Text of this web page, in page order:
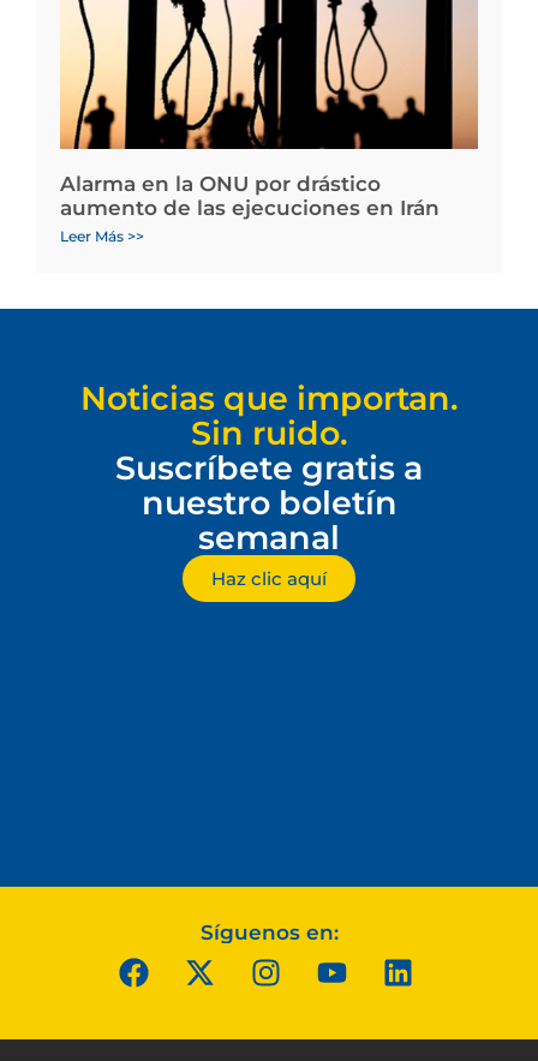
Alarma en la ONU por drástico
aumento de las ejecuciones en Irán
Leer Más >>
Noticias que importan.
Sin ruido.
Suscríbete gratis a
nuestro boletín
semanal
Haz clic aquí
Síguenos en: